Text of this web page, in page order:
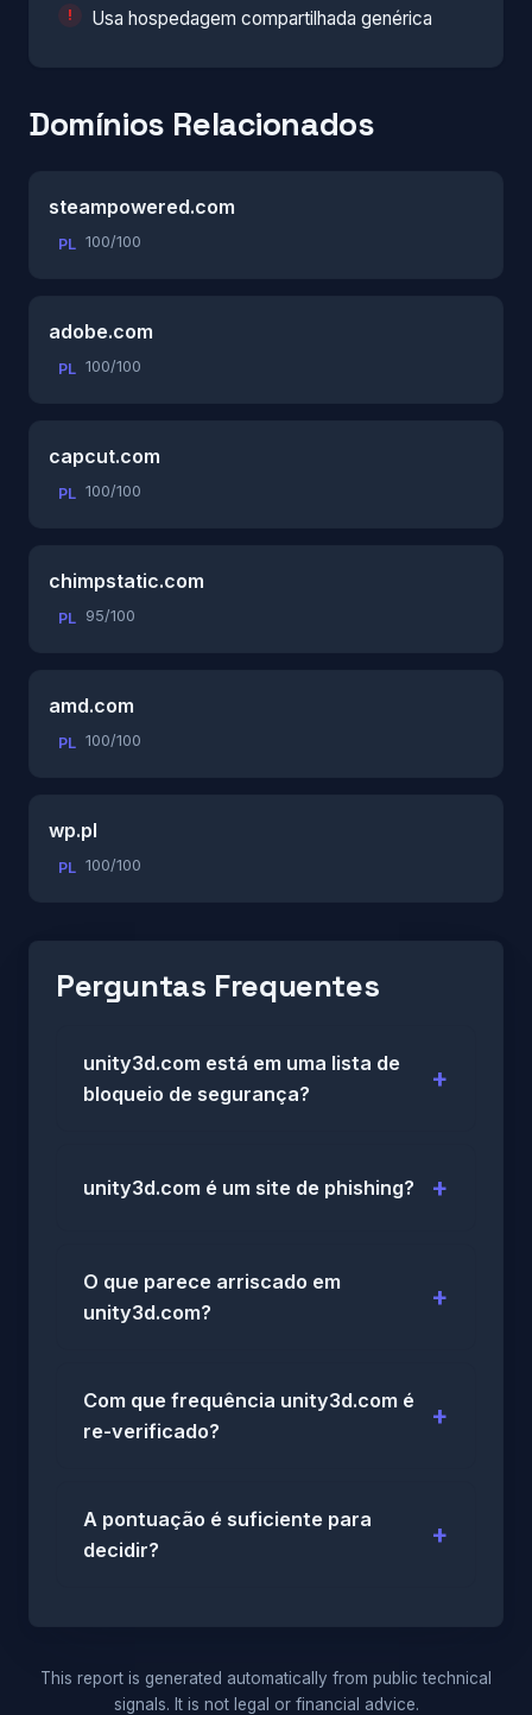
Usa hospedagem compartilhada genérica
Domínios Relacionados
steampowered.com
PL 100/100
adobe.com
PL 100/100
capcut.com
PL 100/100
chimpstatic.com
PL 95/100
amd.com
PL 100/100
wp.pl
PL 100/100
Perguntas Frequentes
unity3d.com está em uma lista de
bloqueio de segurança?
unity3d.com é um site de phishing?
O que parece arriscado em
unity3d.com?
Com que frequência unity3d.com é
re-verificado?
A pontuação é suficiente para
decidir?
This report is generated automatically from public technical
signals. It is not legal or financial advice.